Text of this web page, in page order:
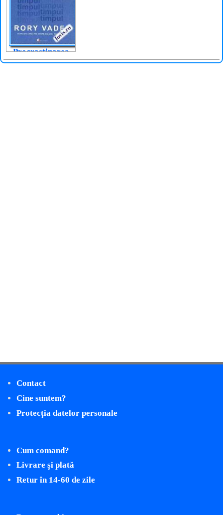
Procrastinarea
intenționată
Contact
Cine suntem?
Protecţia datelor personale
Cum comand?
Livrare şi plată
Retur în 14-60 de zile